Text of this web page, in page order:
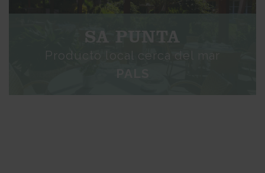
SA PUNTA
Producto local cerca del mar